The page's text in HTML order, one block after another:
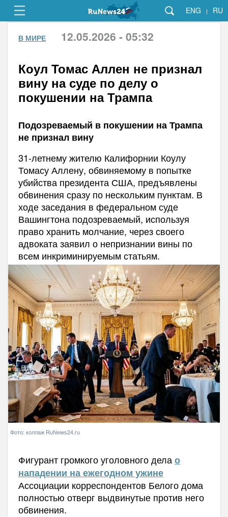
ENG | RU
В МИРЕ 12.05.2026 - 05:32
Коул Томас Аллен не признал
вину на суде по делу о
покушении на Трампа
Подозреваемый в покушении на Трампа
не признал вину
31-летнему жителю Калифорнии Коулу
Томасу Аллену, обвиняемому в попытке
убийства президента США, предъявлены
обвинения сразу по нескольким пунктам. В
ходе заседания в федеральном суде
Вашингтона подозреваемый, используя
право хранить молчание, через своего
адвоката заявил о непризнании вины по
всем инкриминируемым статьям.
Фото: коллаж RuNews24.ru
Фигурант громкого уголовного делао
нападении на ежегодном ужине
Ассоциации корреспондентов Белого дома
полностью отверг выдвинутые против него
обвинения.